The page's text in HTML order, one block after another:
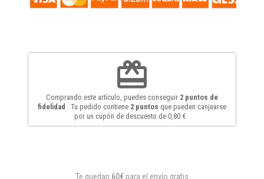
redeem
Comprando este artículo, puedes conseguir 2 puntos de
fidelidad
. Tu pedido contiene 2 puntos que pueden canjearse
por un cupón de descuento de 0,80 €
Te quedan 60€ para el envío gratis